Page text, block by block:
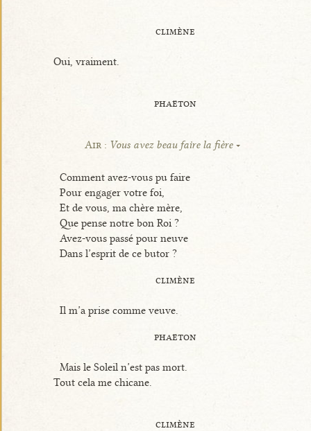
climène
Oui, vraiment.
phaëton
Air : Vous avez beau faire la fière
Comment avez-vous pu faire
Pour engager votre foi,
Et de vous, ma chère mère,
Que pense notre bon Roi ?
Avez-vous passé pour neuve
Dans l’esprit de ce butor ?
climène
Il m’a prise comme veuve.
phaëton
Mais le Soleil n’est pas mort.
Tout cela me chicane.
climène